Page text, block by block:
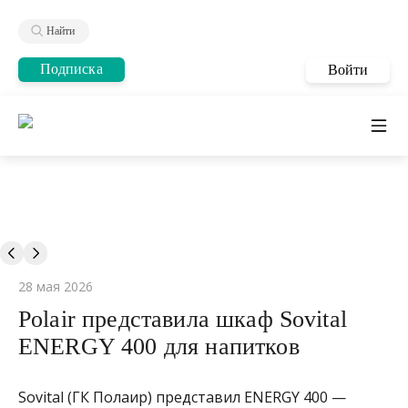
Найти
Подписка Войти
28 мая 2026
Polair представила шкаф Sovital
ENERGY 400 для напитков
Sovital (ГК Полаир) представил ENERGY 400 —